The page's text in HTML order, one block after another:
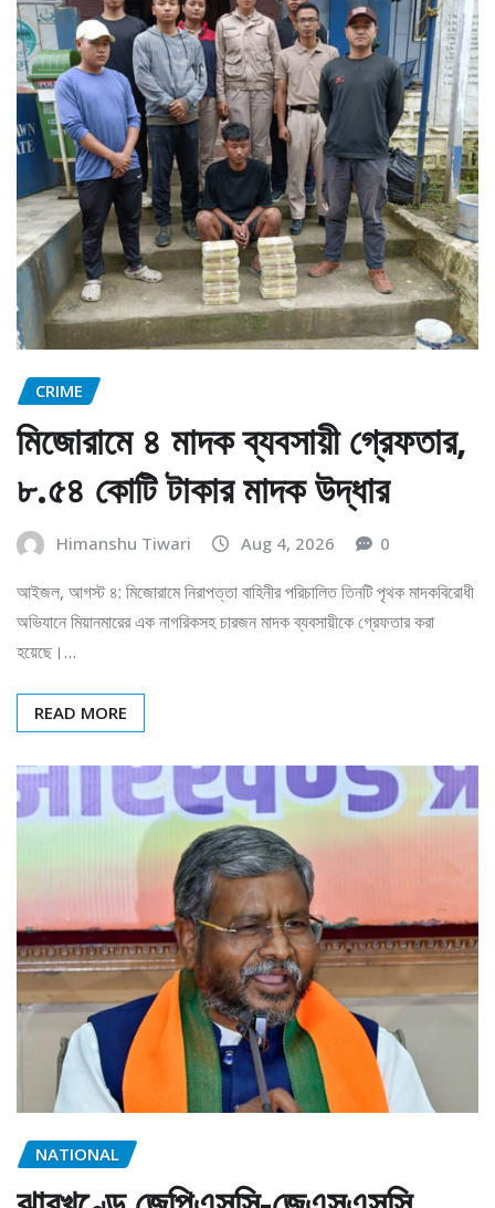
CRIME
মিজোরামে ৪ মাদক ব্যবসায়ী গ্রেফতার,
৮.৫৪ কোটি টাকার মাদক উদ্ধার
Himanshu Tiwari Aug 4, 2026 0
আইজল, আগস্ট ৪: মিজোরামে নিরাপত্তা বাহিনীর পরিচালিত তিনটি পৃথক মাদকবিরোধী
অভিযানে মিয়ানমারের এক নাগরিকসহ চারজন মাদক ব্যবসায়ীকে গ্রেফতার করা
হয়েছে।…
READ MORE
NATIONAL